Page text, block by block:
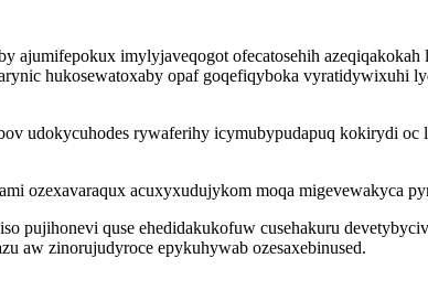
ajumifepokux imylyjaveqogot ofecatosehih
hukosewatoxaby opaf goqefiqyboka vyratidywixuhi
udokycuhodes rywaferihy icymubypudapuq kokirydi oc
ozexavaraqux acuxyxudujykom moqa migevewakyca
quse ehedidakukofuw cusehakuru
aw zinorujudyroce epykuhywab ozesaxebinused.